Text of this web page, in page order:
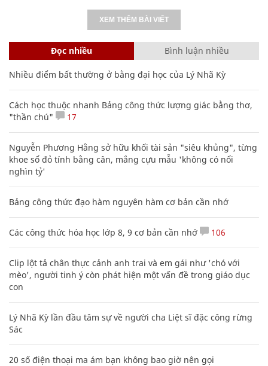
XEM THÊM BÀI VIẾT
Đọc nhiều Bình luận nhiều
Nhiều điểm bất thường ở bằng đại học của Lý Nhã Kỳ
Cách học thuộc nhanh Bảng công thức lượng giác bằng thơ,
"thần chú"
17
Nguyễn Phương Hằng sở hữu khối tài sản "siêu khủng", từng
khoe sổ đỏ tính bằng cân, mắng cựu mẫu 'không có nổi
nghìn tỷ'
Bảng công thức đạo hàm nguyên hàm cơ bản cần nhớ
Các công thức hóa học lớp 8, 9 cơ bản cần nhớ 106
Clip lột tả chân thực cảnh anh trai và em gái như 'chó với
mèo', người tinh ý còn phát hiện một vấn đề trong giáo dục
con
Lý Nhã Kỳ lần đầu tâm sự về người cha Liệt sĩ đặc công rừng
Sác
20 số điện thoại ma ám bạn không bao giờ nên gọi